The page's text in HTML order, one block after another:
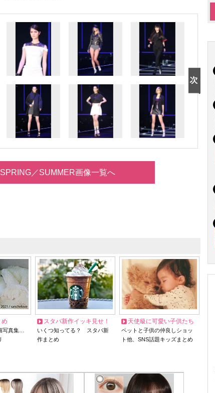
／SUMMER画像一覧へ
め
写真集…
スタバ新作イッキ見せ！
いくつ知ってる？ スタバ新
作まとめ
天使級に可愛い子供たち
ペットと子供の仲良しショッ
ト他、SNS話題キッズまとめ